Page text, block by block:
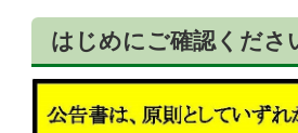
はじめにご確認くださ